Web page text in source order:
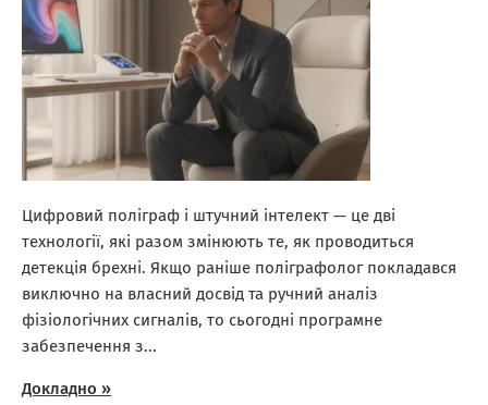
Цифровий поліграф і штучний інтелект — це дві
технології, які разом змінюють те, як проводиться
детекція брехні. Якщо раніше поліграфолог покладався
виключно на власний досвід та ручний аналіз
фізіологічних сигналів, то сьогодні програмне
забезпечення з...
Докладно »